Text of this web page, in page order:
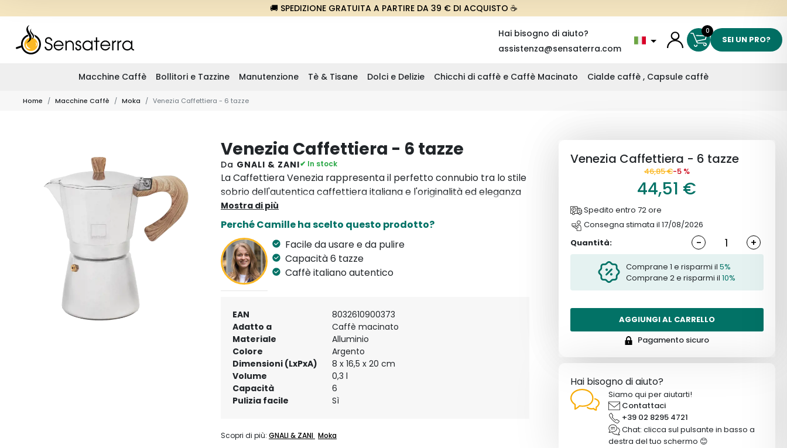
🚚 SPEDIZIONE GRATUITA A PARTIRE DA 39 € DI ACQUISTO ☕
Hai bisogno di aiuto?
assistenza@sensaterra.com
0
SEI UN PRO?
Macchine Caffè Bollitori e Tazzine Manutenzione Tè & Tisane Dolci e Delizie Chicchi di caffè e Caffè Macinato Cialde caffè , Capsule caffè
Home Macchine Caffè Moka Venezia Caffettiera - 6 tazze
Venezia Caffettiera - 6 tazze
Da GNALI & ZANI✔ In stock
La Caffettiera Venezia rappresenta il perfetto connubio tra lo stile
sobrio dell'autentica caffettiera italiana e l'originalità ed eleganza
del design Gnali&Zani. Questa caffettiera in acciaio inossidabile è
facile da pulire e porterà nelle vostre case il piacere di preparare il
caffé come una volta. Grazie alle sue dimensioni calibrate per sei
tazze è perfetta per godere di un buon caffè in compagnia. È
adatta per la cottura su gas.
Mostra di più
Perché Camille ha scelto questo prodotto?
Facile da usare e da pulire
Capacità 6 tazze
Caffè italiano autentico
EAN
8032610900373
Adatto a
Caffè macinato
Materiale
Alluminio
Colore
Argento
Dimensioni (LxPxA)
8 x 16,5 x 20 cm
Volume
0,3 l
Capacità
6
Pulizia facile
Sì
Scopri di più: GNALI & ZANI Moka
Venezia Caffettiera - 6 tazze
46,85 €-5 %
44,51 €
Spedito entro 72 ore
Consegna stimata il 17/08/2026
Quantità:
- +
Comprane 1 e risparmi il5%
Comprane 2 e risparmi il10%
AGGIUNGI AL CARRELLO
Pagamento sicuro
Hai bisogno di aiuto?
Siamo qui per aiutarti!
Contattaci
+39 02 8295 4721
Chat: clicca sul pulsante in basso a
destra del tuo schermo 😊